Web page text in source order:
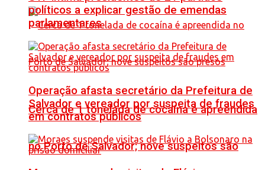
Cerca de 1 tonelada de cocaína é apreendida
no Porto de Salvador; nove suspeitos são
políticos a explicar gestão de emendas
parlamentares
Operação afasta secretário da Prefeitura de
Salvador e vereador por suspeita de fraudes
em contratos públicos